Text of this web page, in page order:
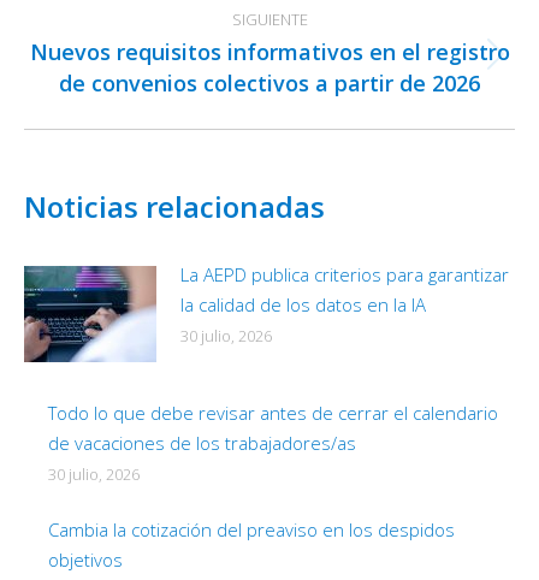
SIGUIENTE
Publicación
siguiente:
Nuevos requisitos informativos en el registro
de convenios colectivos a partir de 2026
Noticias relacionadas
La AEPD publica criterios para garantizar
la calidad de los datos en la IA
30 julio, 2026
Todo lo que debe revisar antes de cerrar el calendario
de vacaciones de los trabajadores/as
30 julio, 2026
Cambia la cotización del preaviso en los despidos
objetivos